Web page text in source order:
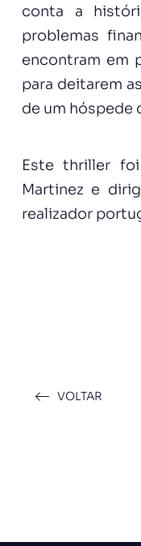
conta a
problemas
encontram em
para deitarem
de um hóspede
Este thriller
Martinez e
realizador
VOLTAR